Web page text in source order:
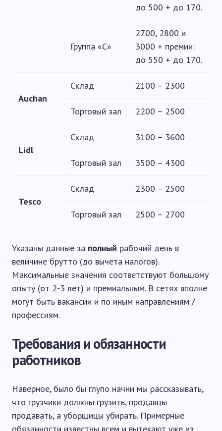
до 500 + до 170.
Группа «С»
2700, 2800 и
3000 + премии:
до 550 + до 170.
Auchan
Склад 2100 – 2300
Торговый зал 2200 – 2500
Lidl
Склад 3100 – 3600
Торговый зал 3500 – 4300
Tesco
Склад 2300 – 2500
Торговый зал 2500 – 2700
Указаны данные за полный рабочий день в
величине брутто (до вычета налогов).
Максимальные значения соответствуют большому
опыту (от 2-3 лет) и премиальным. В сетях вполне
могут быть вакансии и по иным направлениям /
профессиям.
Требования и обязанности
работников
Наверное, было бы глупо начни мы рассказывать,
что грузчики должны грузить, продавцы
продавать, а уборщицы убирать. Примерные